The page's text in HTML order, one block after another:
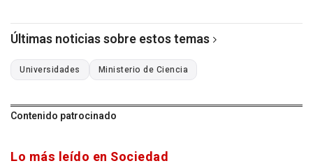
Últimas noticias sobre estos temas
Universidades Ministerio de Ciencia
Contenido patrocinado
Lo más leído en Sociedad